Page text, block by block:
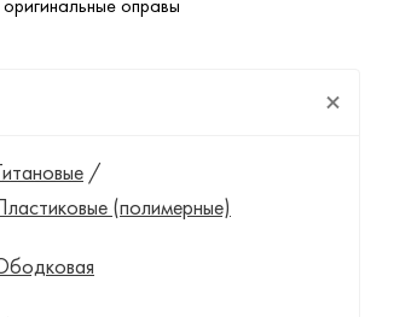
оправы
/
(полимерные)